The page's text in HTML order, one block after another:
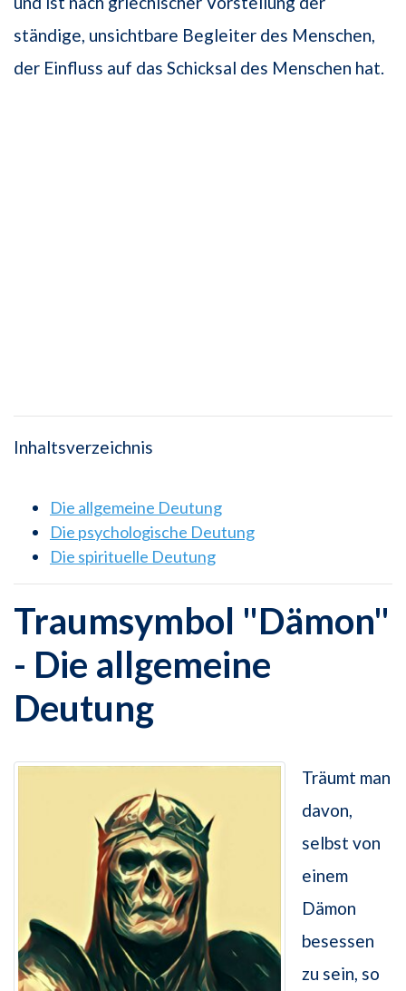
ständige, unsichtbare Begleiter des Menschen,
der Einfluss auf das Schicksal des Menschen hat.
Inhaltsverzeichnis
Die allgemeine Deutung
Die psychologische Deutung
Die spirituelle Deutung
Traumsymbol "Dämon"
- Die allgemeine
Deutung
Träumt man
davon,
selbst von
einem
Dämon
besessen
zu sein, so